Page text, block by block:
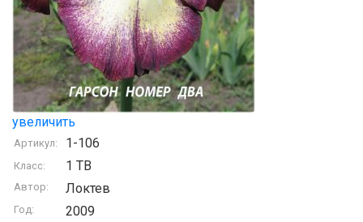
увеличить
Артикул: 1-106
Класс: 1 TB
Автор: Локтев
Год: 2009